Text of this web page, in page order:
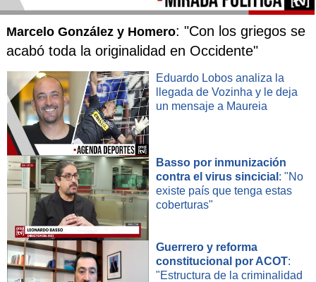
Marcelo González y Homero: "Con los griegos se
acabó toda la originalidad en Occidente"
Eduardo Lobos analiza la
llegada de Vozinha y le deja
un mensaje a Maureia
Basso por inmunización
contra el virus sincicial : "No
existe país que tenga estas
coberturas"
Guerrero y reforma
constitucional por ACOT:
"Estructura de la criminalidad